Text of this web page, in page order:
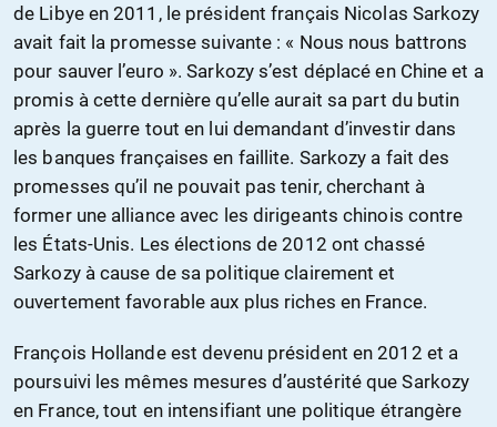
de Libye en 2011, le président français Nicolas Sarkozy
avait fait la promesse suivante : « Nous nous battrons
pour sauver l’euro ». Sarkozy s’est déplacé en Chine et a
promis à cette dernière qu’elle aurait sa part du butin
après la guerre tout en lui demandant d’investir dans
les banques françaises en faillite. Sarkozy a fait des
promesses qu’il ne pouvait pas tenir, cherchant à
former une alliance avec les dirigeants chinois contre
les États-Unis. Les élections de 2012 ont chassé
Sarkozy à cause de sa politique clairement et
ouvertement favorable aux plus riches en France.
François Hollande est devenu président en 2012 et a
poursuivi les mêmes mesures d’austérité que Sarkozy
en France, tout en intensifiant une politique étrangère